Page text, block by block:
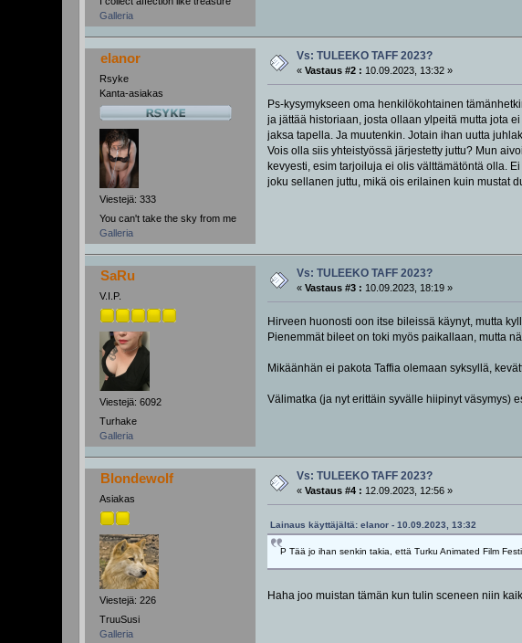
Galleria
elanor
Rsyke
Kanta-asiakas
Viestejä: 333
You can't take the sky from me
Galleria
Vs: TULEEKO TAFF 2023?
«Vastaus #2 : 10.09.2023, 13:32 »
Ps-kysymykseen oma henkilökohtainen
ja jättää historiaan, josta ollaan ylpeitä mutta jota
jaksa tapella. Ja muutenkin. Jotain ihan uutta
Vois olla siis yhteistyössä järjestetty juttu? Mun
kevyesti, esim tarjoiluja ei olis välttämätöntä olla.
joku sellanen juttu, mikä ois erilainen kuin mustat
SaRu
V.I.P.
Viestejä: 6092
Turhake
Galleria
Vs: TULEEKO TAFF 2023?
«Vastaus #3 : 10.09.2023, 18:19 »
Hirveen huonosti oon itse bileissä käynyt, mutta
Pienemmät bileet on toki myös paikallaan, mutta
Mikäänhän ei pakota Taffia olemaan syksyllä,
Välimatka (ja nyt erittäin syvälle hiipinyt väsymys)
Blondewolf
Asiakas
Viestejä: 226
TruuSusi
Galleria
Vs: TULEEKO TAFF 2023?
«Vastaus #4 : 12.09.2023, 12:56 »
Lainaus käyttäjältä: elanor - 10.09.2023, 13:32
P Tää jo ihan senkin takia, että Turku Animated Film
Haha joo muistan tämän kun tulin sceneen niin